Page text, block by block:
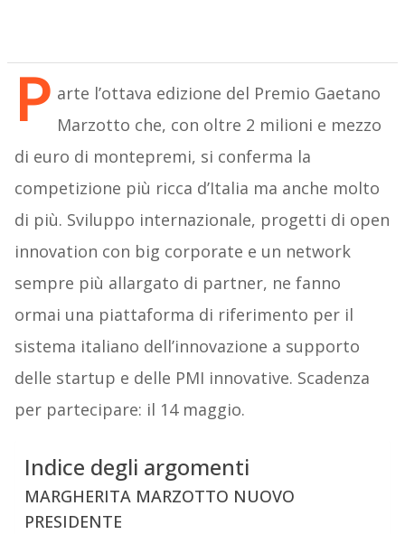
P arte l’ottava edizione del Premio Gaetano
Marzotto che, con oltre 2 milioni e mezzo
di euro di montepremi, si conferma la
competizione più ricca d’Italia ma anche molto
di più. Sviluppo internazionale, progetti di open
innovation con big corporate e un network
sempre più allargato di partner, ne fanno
ormai una piattaforma di riferimento per il
sistema italiano dell’innovazione a supporto
delle startup e delle PMI innovative. Scadenza
per partecipare: il 14 maggio.
Indice degli argomenti
MARGHERITA MARZOTTO NUOVO
PRESIDENTE